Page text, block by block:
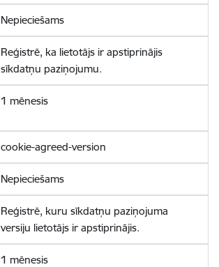
Nepieciešams
Reģistrē, ka lietotājs ir apstiprinājis
sīkdatņu paziņojumu.
1 mēnesis
cookie-agreed-version
Nepieciešams
Reģistrē, kuru sīkdatņu paziņojuma
versiju lietotājs ir apstiprinājis.
1 mēnesis